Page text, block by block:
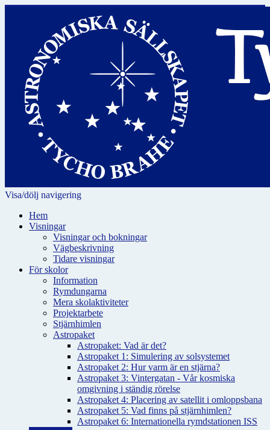
Visa/dölj navigering
Hem
Visningar
Visningar och bokningar
Vägbeskrivning
Tidare visningar
För skolor
Information
Rymdungarna
Mera skolaktiviteter
Projektarbete
Stjärnhimlen
Astropaket
Astropaket: Vad är det?
Astropaket 1: Simulering av solsystemet
Astropaket 2: Hur varm är en stjärna?
Astropaket 3: Vintergatan - Vår kosmiska
omgivning i ständig rörelse
Astropaket 4: Placering av satellit i omloppsbana
Astropaket 5: Vad finns på stjärnhimlen?
Astropaket 6: Internationella rymdstationen ISS